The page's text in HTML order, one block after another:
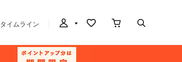
タイムライン